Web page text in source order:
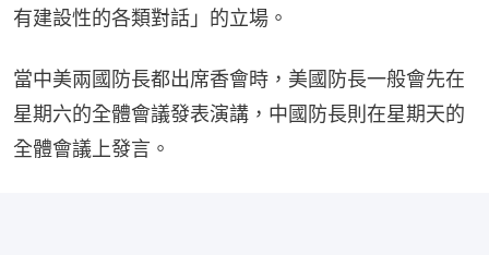
有建設性的各類對話」的立場。
當中美兩國防長都出席香會時，美國防長一般會先在
星期六的全體會議發表演講，中國防長則在星期天的
全體會議上發言。